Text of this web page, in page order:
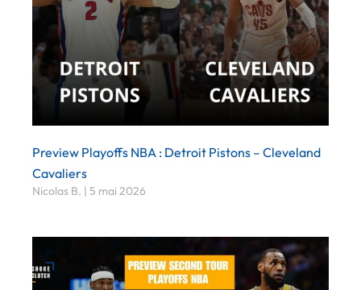
Preview Playoffs NBA : Detroit Pistons – Cleveland
Cavaliers
Nicolas B. 5 mai 2026